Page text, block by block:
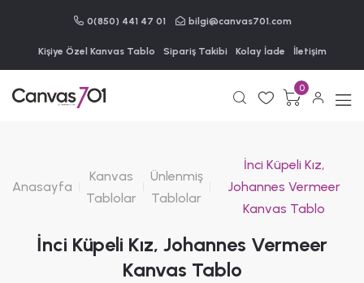
0(850) 441 47 01 bilgi@canvas701.com
Kişiye Özel Kanvas Tablo Sipariş Takibi Kolay İade İletişim
0
Anasayfa
Kanvas
Tablolar
Ünlenmiş
Tablolar
İnci Küpeli Kız,
Johannes Vermeer
Kanvas Tablo
İnci Küpeli Kız, Johannes Vermeer
Kanvas Tablo